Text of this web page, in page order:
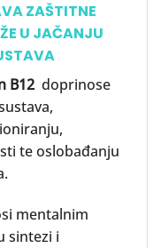
ZAŠTITNE
U JAČANJU
B12 doprinose
te oslobađanju
mentalnim
sintezi i